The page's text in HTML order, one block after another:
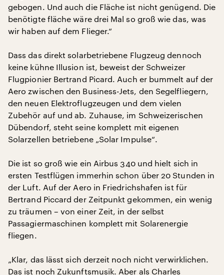
gebogen. Und auch die Fläche ist nicht genügend. Die
benötigte fläche wäre drei Mal so groß wie das, was
wir haben auf dem Flieger.“
Dass das direkt solarbetriebene Flugzeug dennoch
keine kühne Illusion ist, beweist der Schweizer
Flugpionier Bertrand Picard. Auch er bummelt auf der
Aero zwischen den Business-Jets, den Segelfliegern,
den neuen Elektroflugzeugen und dem vielen
Zubehör auf und ab. Zuhause, im Schweizerischen
Dübendorf, steht seine komplett mit eigenen
Solarzellen betriebene „Solar Impulse“.
Die ist so groß wie ein Airbus 340 und hielt sich in
ersten Testflügen immerhin schon über 20 Stunden in
der Luft. Auf der Aero in Friedrichshafen ist für
Bertrand Piccard der Zeitpunkt gekommen, ein wenig
zu träumen – von einer Zeit, in der selbst
Passagiermaschinen komplett mit Solarenergie
fliegen.
„Klar, das lässt sich derzeit noch nicht verwirklichen.
Das ist noch Zukunftsmusik. Aber als Charles